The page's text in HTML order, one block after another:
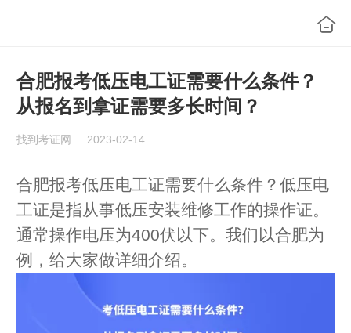
合肥报考低压电工证需要什么条件？
从报名到拿证需要多长时间？
找到考证网 2023-02-14
合肥报考低压电工证需要什么条件？低压电
工证是指从事低压安装维修工作的操作证。
通常操作电压为400伏以下。我们以合肥为
例，给大家做详细介绍。